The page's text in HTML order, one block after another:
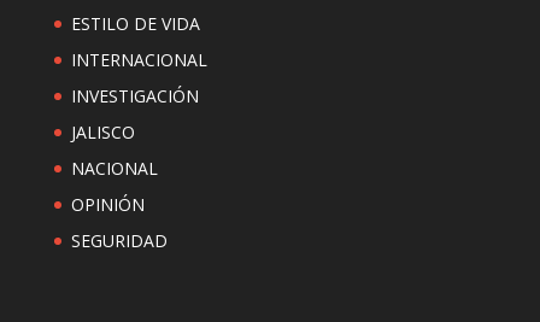
ESTILO DE VIDA
INTERNACIONAL
INVESTIGACIÓN
JALISCO
NACIONAL
OPINIÓN
SEGURIDAD